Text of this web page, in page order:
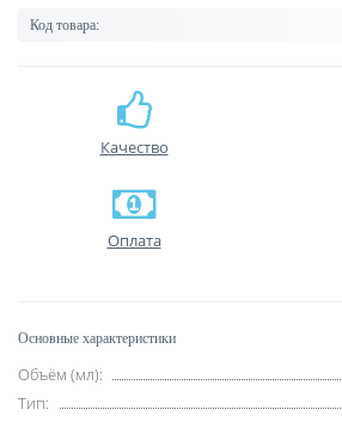
Код товара:
Качество
Оплата
Основные характеристики
Объём (мл):
Тип: